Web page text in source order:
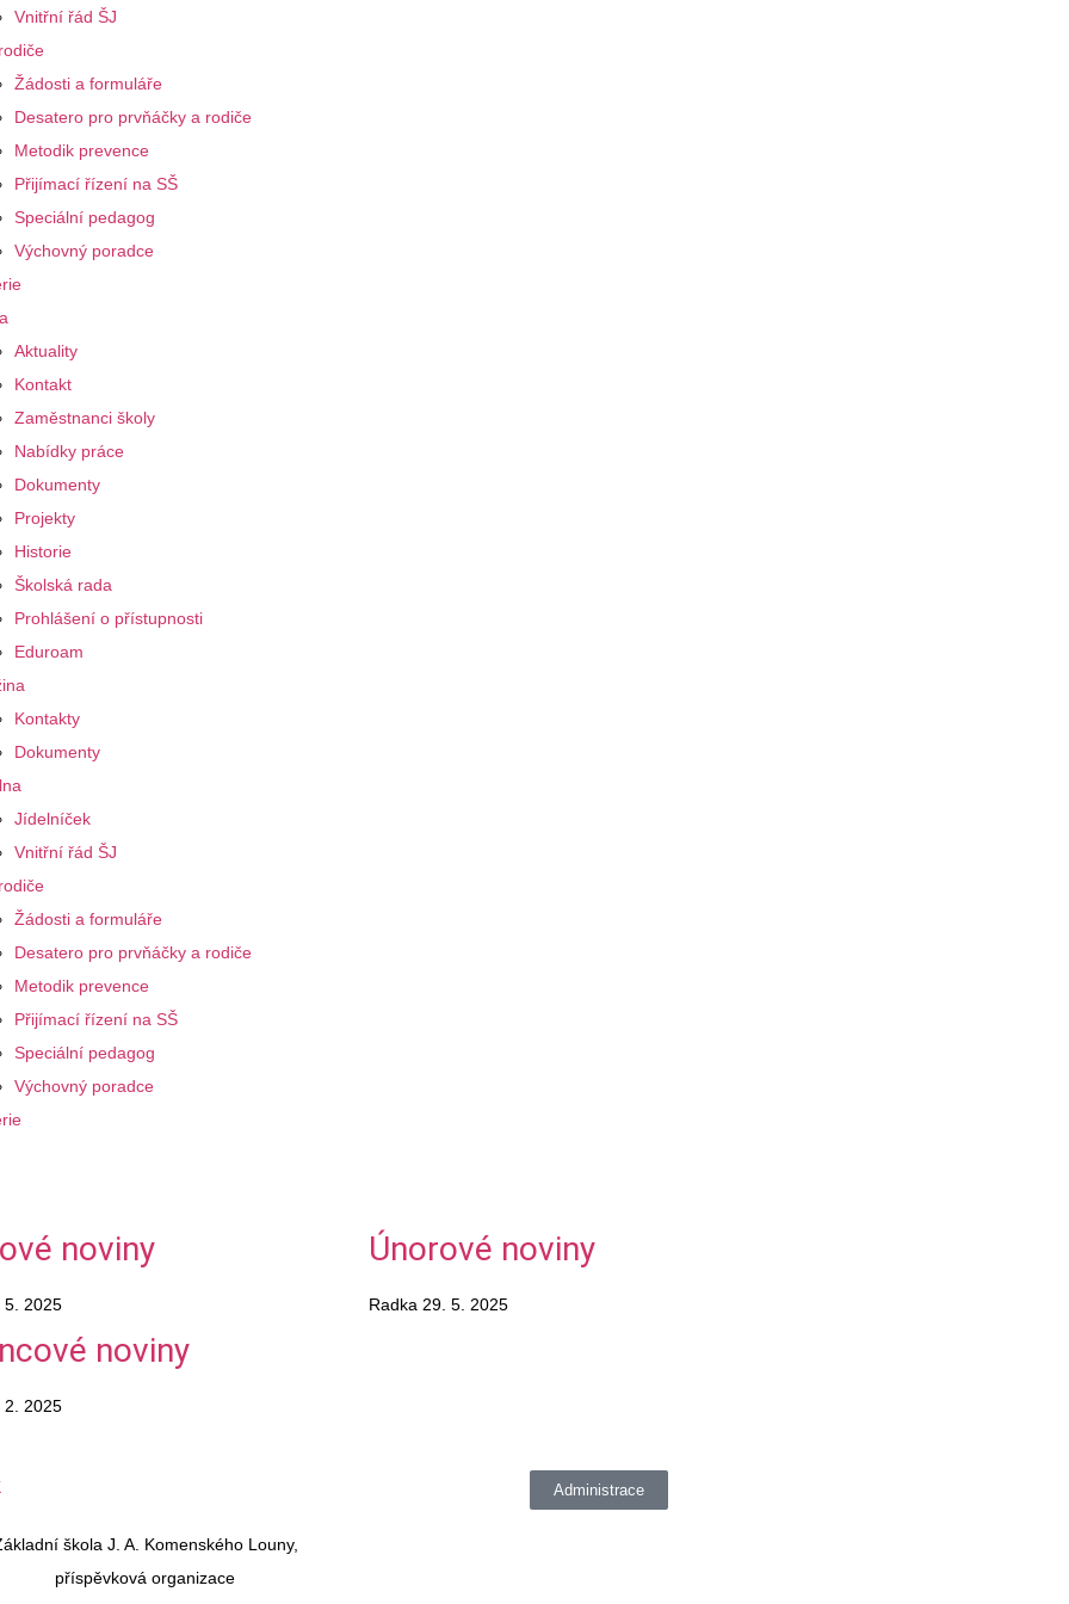
Vnitřní řád ŠJ
Žádosti a formuláře
Desatero pro prvňáčky a rodiče
Metodik prevence
Přijímací řízení na SŠ
Speciální pedagog
Výchovný poradce
Aktuality
Kontakt
Zaměstnanci školy
Nabídky práce
Dokumenty
Projekty
Historie
Školská rada
Prohlášení o přístupnosti
Eduroam
Kontakty
Dokumenty
Jídelníček
Vnitřní řád ŠJ
Žádosti a formuláře
Desatero pro prvňáčky a rodiče
Metodik prevence
Přijímací řízení na SŠ
Speciální pedagog
Výchovný poradce
noviny
5. 2025
Únorové noviny
Radka 29. 5. 2025
noviny
2. 2025
škola J. A. Komenského Louny,
příspěvková organizace
Administrace